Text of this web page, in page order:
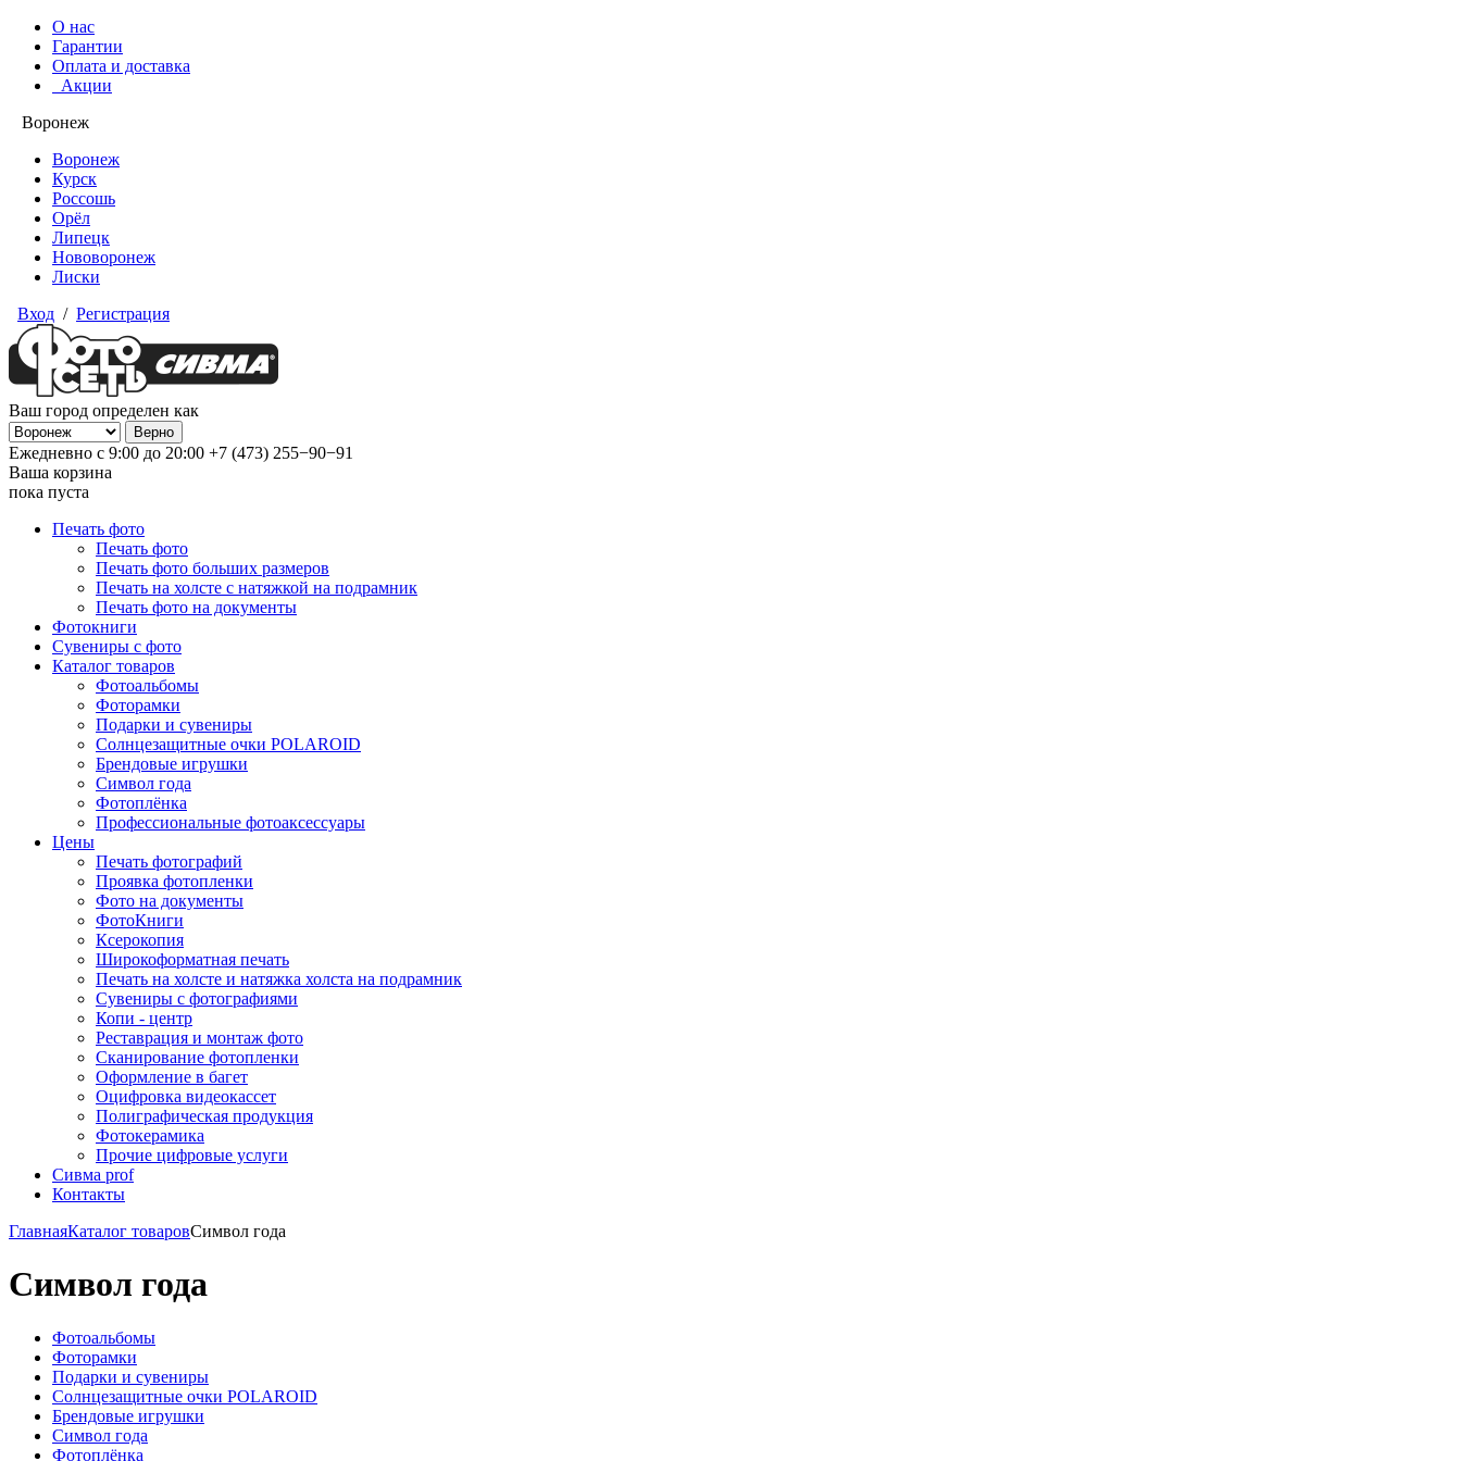
О нас
Гарантии
Оплата и доставка
Акции
Воронеж
Воронеж
Курск
Россошь
Орёл
Липецк
Нововоронеж
Лиски
Вход / Регистрация
Ваш город определен как
Ежедневно с 9:00 до 20:00 +7 (473) 255−90−91
Ваша корзина
пока пуста
Печать фото
Печать фото
Печать фото больших размеров
Печать на холсте с натяжкой на подрамник
Печать фото на документы
Фотокниги
Сувениры с фото
Каталог товаров
Фотоальбомы
Фоторамки
Подарки и сувениры
Солнцезащитные очки POLAROID
Брендовые игрушки
Символ года
Фотоплёнка
Профессиональные фотоаксессуары
Цены
Печать фотографий
Проявка фотопленки
Фото на документы
ФотоКниги
Ксерокопия
Широкоформатная печать
Печать на холсте и натяжка холста на подрамник
Сувениры с фотографиями
Копи - центр
Реставрация и монтаж фото
Сканирование фотопленки
Оформление в багет
Оцифровка видеокассет
Полиграфическая продукция
Фотокерамика
Прочие цифровые услуги
Сивма prof
Контакты
ГлавнаяКаталог товаровСимвол года
Символ года
Фотоальбомы
Фоторамки
Подарки и сувениры
Солнцезащитные очки POLAROID
Брендовые игрушки
Символ года
Фотоплёнка